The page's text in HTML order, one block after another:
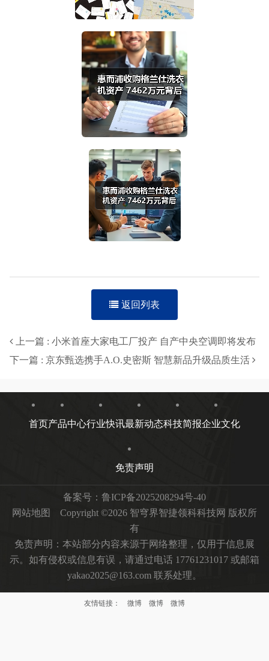
返回列表
上一篇 : 小米首座大家电工厂投产 自产中央空调即将发布
下一篇 : 京东甄选携手A.O.史密斯 智慧新品升级品质生活
首页产品中心行业快讯最新动态科技简报企业文化
免责声明
备案号： 鲁ICP备2025208294号-40
网站地图
Copyright ©2026 智穹界智捷领科科技网 版权所
有
免责声明：本站部分内容来源于网络整理，仅用于信息展
示。如有侵权或信息有误，请通过电话 17761231017 或邮箱
yakao2025@163.com 联系处理。
友情链接： 微博 微博 微博